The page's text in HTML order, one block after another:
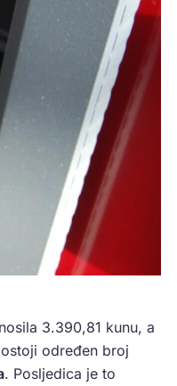
3.390,81 kunu, a
određen broj
. Posljedica je to